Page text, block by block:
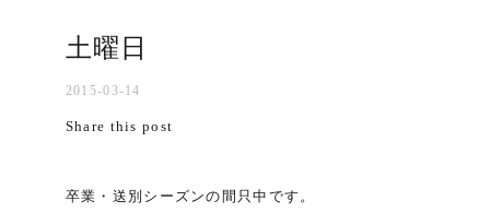
土曜日
2015-03-14
Share this post
卒業・送別シーズンの間只中です。